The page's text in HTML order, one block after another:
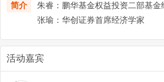
简介
朱睿：鹏华基金权益投资二部基金
张瑜：华创证券首席经济学家
活动嘉宾